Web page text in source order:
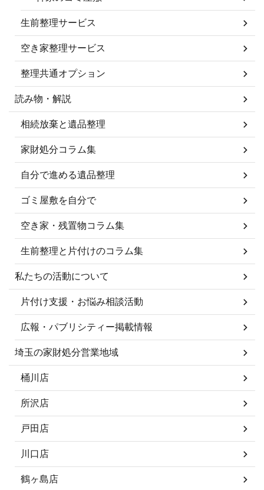
生前整理サービス
空き家整理サービス
整理共通オプション
読み物・解説
相続放棄と遺品整理
家財処分コラム集
自分で進める遺品整理
ゴミ屋敷を自分で
空き家・残置物コラム集
生前整理と片付けのコラム集
私たちの活動について
片付け支援・お悩み相談活動
広報・パブリシティー掲載情報
埼玉の家財処分営業地域
桶川店
所沢店
戸田店
川口店
鶴ヶ島店